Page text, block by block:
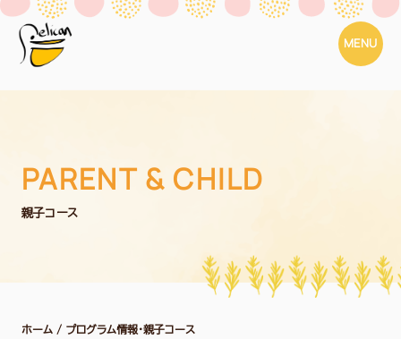
MENU
PARENT & CHILD
親子コース
ホーム / プログラム情報・親子コース